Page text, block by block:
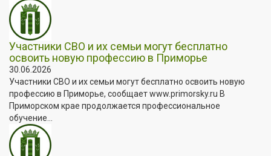
Участники СВО и их семьи могут бесплатно
освоить новую профессию в Приморье
30.06.2026
Участники СВО и их семьи могут бесплатно освоить новую
профессию в Приморье, сообщает www.primorsky.ru В
Приморском крае продолжается профессиональное
обучение...